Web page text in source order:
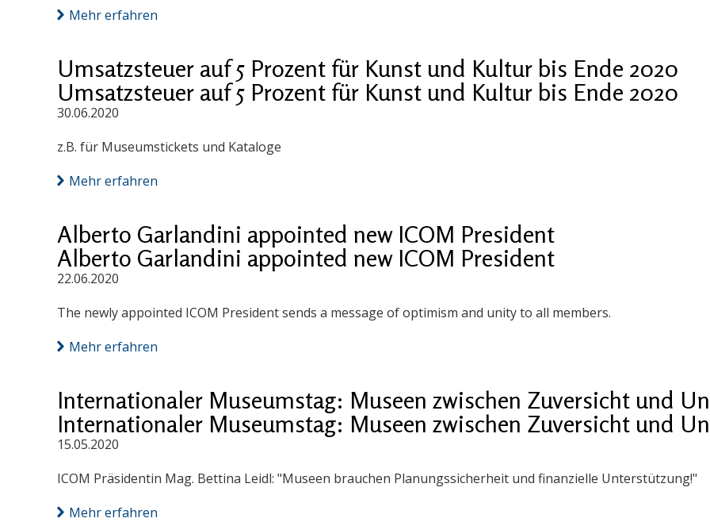
Mehr erfahren
Umsatzsteuer auf 5 Prozent für Kunst und Kultur bis Ende 2020
Umsatzsteuer auf 5 Prozent für Kunst und Kultur bis Ende 2020
30.06.2020
z.B. für Museumstickets und Kataloge
Mehr erfahren
Alberto Garlandini appointed new ICOM President
Alberto Garlandini appointed new ICOM President
22.06.2020
The newly appointed ICOM President sends a message of optimism and unity to all members.
Mehr erfahren
Internationaler Museumstag: Museen zwischen Zuversicht und
Internationaler Museumstag: Museen zwischen Zuversicht und
15.05.2020
ICOM Präsidentin Mag. Bettina Leidl: "Museen brauchen Planungssicherheit und finanzielle Unterstützung!"
Mehr erfahren